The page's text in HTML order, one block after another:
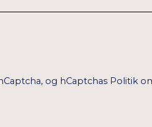
og hCaptchas Politik